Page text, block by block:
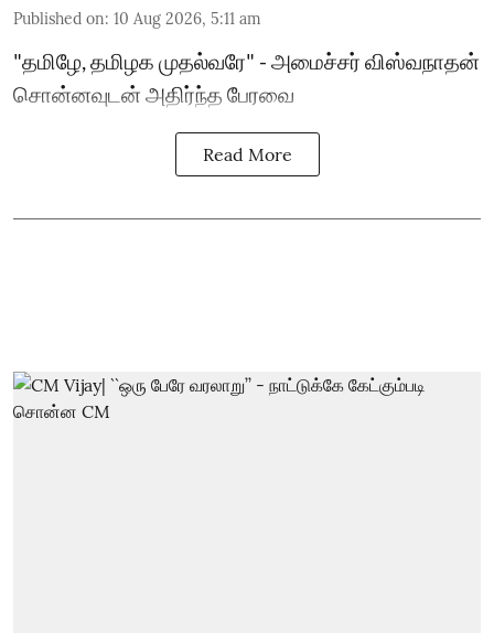
Published on: 10 Aug 2026, 5:11 am
"தமிழே, தமிழக முதல்வரே" - அமைச்சர் விஸ்வநாதன்
சொன்னவுடன் அதிர்ந்த பேரவை
Read More